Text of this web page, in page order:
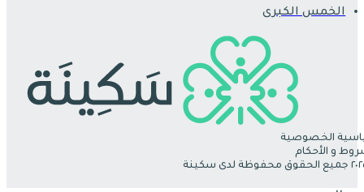
الخمس الكبرى
الخصوصية
و الأحكام